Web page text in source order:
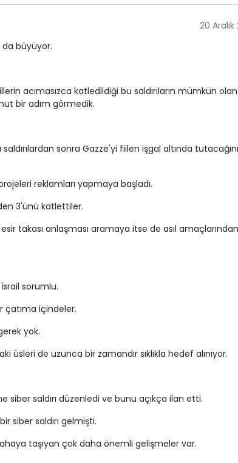
20 Aralık
büyüyor.
acımasızca katledildiği bu saldırıların mümkün
bir adım görmedik.
sonra Gazze'yi fiilen işgal altında tutacağını
reklamları yapmaya başladı.
3'ünü katlettiler.
takası anlaşması aramaya itse de asıl amaçlarından
sorumlu.
çatıma içindeler.
yok.
de uzunca bir zamandır sıklıkla hedef alınıyor.
saldırı düzenledi ve bunu açıkça ilan etti.
siber saldırı gelmişti.
taşıyan çok daha önemli gelişmeler var.